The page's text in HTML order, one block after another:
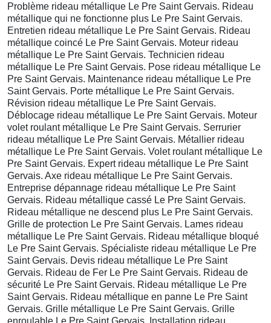
Problème rideau métallique Le Pre Saint Gervais. Rideau
métallique qui ne fonctionne plus Le Pre Saint Gervais.
Entretien rideau métallique Le Pre Saint Gervais. Rideau
métallique coincé Le Pre Saint Gervais. Moteur rideau
métallique Le Pre Saint Gervais. Technicien rideau
métallique Le Pre Saint Gervais. Pose rideau métallique Le
Pre Saint Gervais. Maintenance rideau métallique Le Pre
Saint Gervais. Porte métallique Le Pre Saint Gervais.
Révision rideau métallique Le Pre Saint Gervais.
Déblocage rideau métallique Le Pre Saint Gervais. Moteur
volet roulant métallique Le Pre Saint Gervais. Serrurier
rideau métallique Le Pre Saint Gervais. Métallier rideau
métallique Le Pre Saint Gervais. Volet roulant métallique Le
Pre Saint Gervais. Expert rideau métallique Le Pre Saint
Gervais. Axe rideau métallique Le Pre Saint Gervais.
Entreprise dépannage rideau métallique Le Pre Saint
Gervais. Rideau métallique cassé Le Pre Saint Gervais.
Rideau métallique ne descend plus Le Pre Saint Gervais.
Grille de protection Le Pre Saint Gervais. Lames rideau
métallique Le Pre Saint Gervais. Rideau métallique bloqué
Le Pre Saint Gervais. Spécialiste rideau métallique Le Pre
Saint Gervais. Devis rideau métallique Le Pre Saint
Gervais. Rideau de Fer Le Pre Saint Gervais. Rideau de
sécurité Le Pre Saint Gervais. Rideau métallique Le Pre
Saint Gervais. Rideau métallique en panne Le Pre Saint
Gervais. Grille métallique Le Pre Saint Gervais. Grille
enroulable Le Pre Saint Gervais. Installation rideau